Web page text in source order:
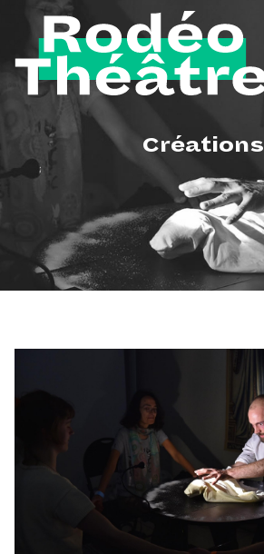
Créations